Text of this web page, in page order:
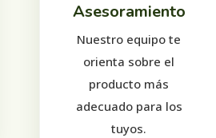
Asesoramiento
Nuestro equipo te
orienta sobre el
producto más
adecuado para los
tuyos.